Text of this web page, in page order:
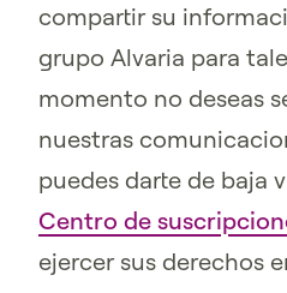
compartir su
grupo Alvaria para
momento no deseas
nuestras
puedes darte de baja
Centro de
ejercer sus derechos